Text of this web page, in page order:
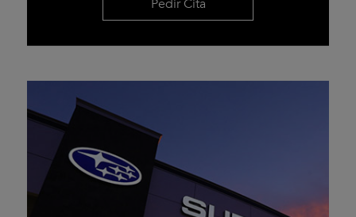
Pedir Cita